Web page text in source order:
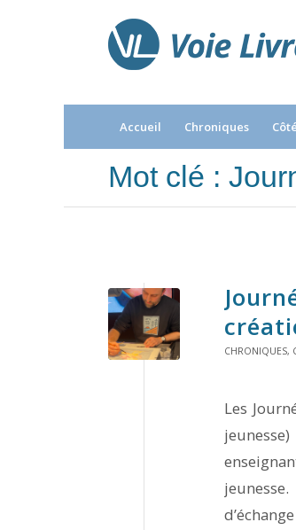
Accueil Chroniques
Mot clé :
CHRONIQUES,
Les